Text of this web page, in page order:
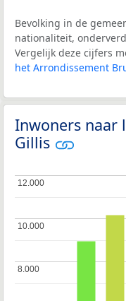
Bevolking in de
nationaliteit,
Vergelijk deze cijfers
het Arrondissement
Inwoners naar
Gillis
8.000
8.000
10.000
10.000
12.000
12.000